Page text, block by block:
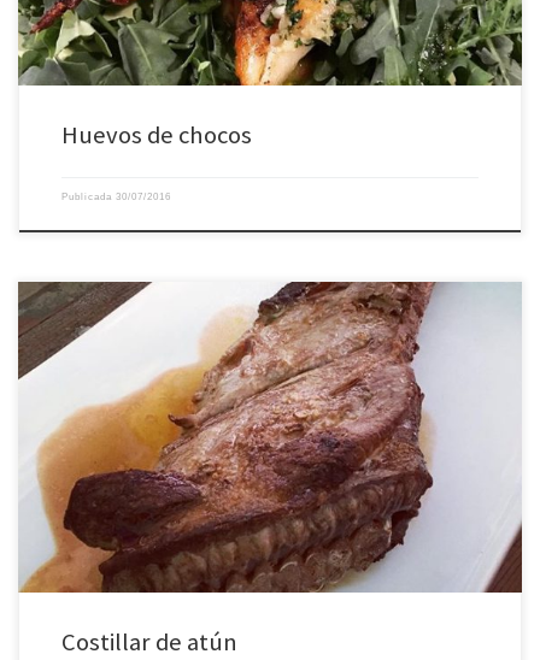
Huevos de chocos
Publicada 30/07/2016
Costillar de atún